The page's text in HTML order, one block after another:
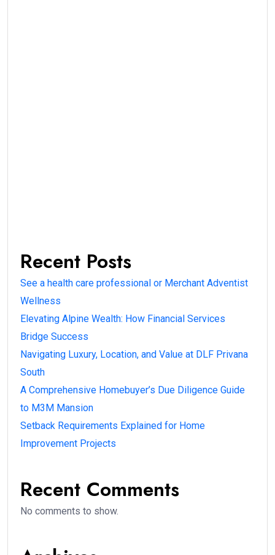
Recent Posts
See a health care professional or Merchant Adventist
Wellness
Elevating Alpine Wealth: How Financial Services
Bridge Success
Navigating Luxury, Location, and Value at DLF Privana
South
A Comprehensive Homebuyer’s Due Diligence Guide
to M3M Mansion
Setback Requirements Explained for Home
Improvement Projects
Recent Comments
No comments to show.